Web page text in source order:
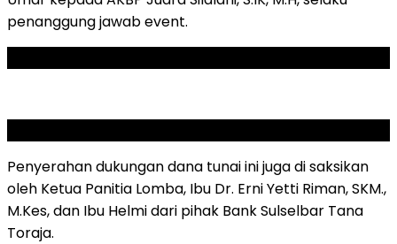
penanggung jawab event.
Penyerahan dukungan dana tunai ini juga di saksikan
oleh Ketua Panitia Lomba, Ibu Dr. Erni Yetti Riman, SKM.,
M.Kes, dan Ibu Helmi dari pihak Bank Sulselbar Tana
Toraja.